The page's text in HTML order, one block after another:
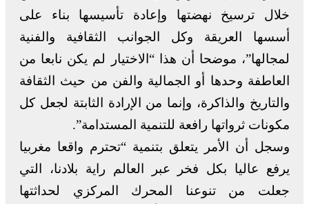
خلال ترسيخ نهضتها وإعادة تأسيسها بناء على
أسسها العريقة وكل الجوانب الثقافية والفنية
لمجالها”، موضحا أن هذا “الاختيار لم يكن نابعا من
العاطفة وحدها أو الجمالية والفن من حيث الثقافة
والتاريخ والذاكرة، وإنما من الإرادة الثابتة لجعل كل
مكونات ثرواتها رافعة للتنمية المستدامة”.
وسجل أن الأمر يتعلق بتنمية “تحترم واقعا مغربيا
يرفع عاليا بكل فخر عبر العالم راية بلادنا، التي
جعلت من تنوعنا المحرك المركزي لحداثتها